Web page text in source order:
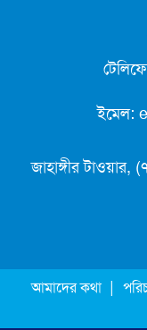
ইমেল:
জাহাঙ্গীর
আমাদের কথা |